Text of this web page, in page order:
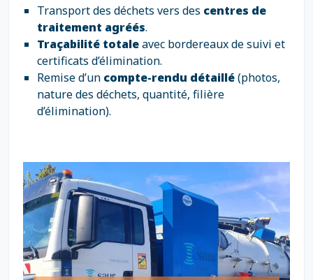
Transport des déchets vers des centres de
traitement agréés.
Traçabilité totaleavec bordereaux de suivi et
certificats d’élimination.
Remise d’un compte-rendu détaillé(photos,
nature des déchets, quantité, filière
d’élimination).